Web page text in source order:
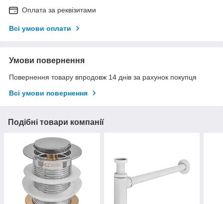
Оплата за реквізитами
Всі умови оплати
Умови повернення
Повернення товару впродовж 14 днів за рахунок покупця
Всі умови повернення
Подібні товари компанії